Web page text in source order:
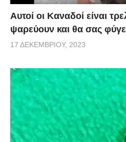
Αυτοί οι Καναδοί είναι
ψαρεύουν και θα σας
17 ΔΕΚΕΜΒΡΊΟΥ, 2023